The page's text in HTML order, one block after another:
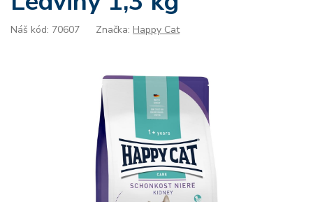
Náš kód: 70607 Značka: Happy Cat